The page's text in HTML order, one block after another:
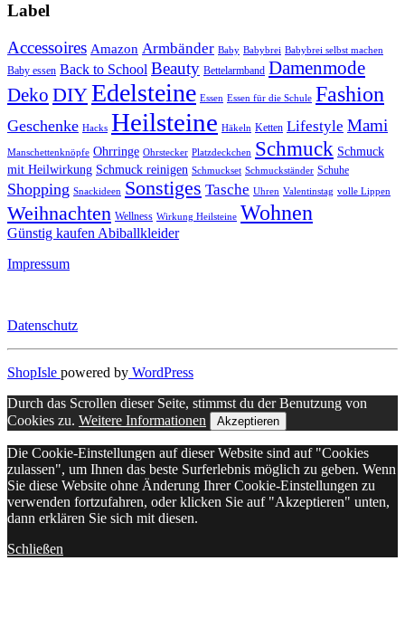
Label
Accessoires Amazon Armbänder Baby Babybrei Babybrei selbst machen
Baby essen Back to School Beauty Bettelarmband Damenmode
Deko DIYEdelsteine Essen Essen für die Schule Fashion
Geschenke Hacks Heilsteine Häkeln Ketten Lifestyle Mami
Manschettenknöpfe Ohrringe Ohrstecker Platzdeckchen Schmuck Schmuck
mit Heilwirkung Schmuck reinigen Schmuckset Schmuckständer Schuhe
Shopping Snackideen Sonstiges Tasche Uhren Valentinstag volle Lippen
Weihnachten Wellness Wirkung Heilsteine Wohnen
Günstig kaufen Abiballkleider
Impressum
Datenschutz
ShopIsle powered by WordPress
Durch das Scrollen dieser Seite, stimmst du der Benutzung von
Cookies zu. Weitere Informationen Akzeptieren
Die Cookie-Einstellungen auf dieser Website sind auf "Cookies
zulassen", um Ihnen das beste Surferlebnis möglich zu geben. Wenn
Sie diese Website ohne Änderung Ihrer Cookie-Einstellungen zu
verwenden fortzufahren, oder klicken Sie auf "Akzeptieren" unten,
dann erklären Sie sich mit diesen.
Schließen